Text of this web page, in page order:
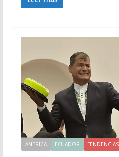
AMERICA ECUADOR TENDENCIAS